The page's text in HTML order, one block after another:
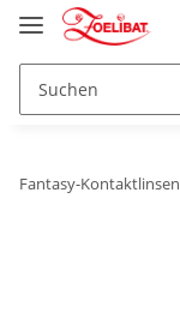
Fantasy-Kontaktlinsen